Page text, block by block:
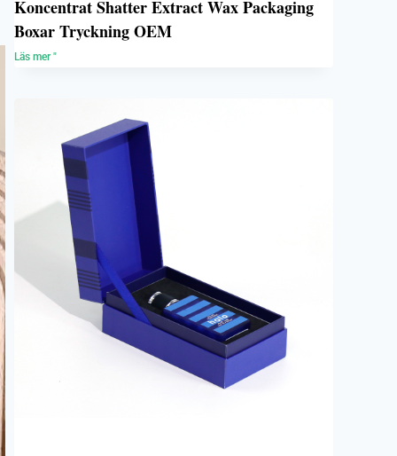
Koncentrat Shatter Extract Wax Packaging
Boxar Tryckning OEM
Läs mer "